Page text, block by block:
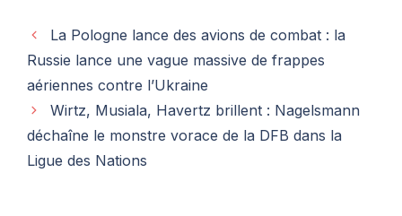
La Pologne lance des avions de combat : la
Russie lance une vague massive de frappes
aériennes contre l’Ukraine
Wirtz, Musiala, Havertz brillent : Nagelsmann
déchaîne le monstre vorace de la DFB dans la
Ligue des Nations